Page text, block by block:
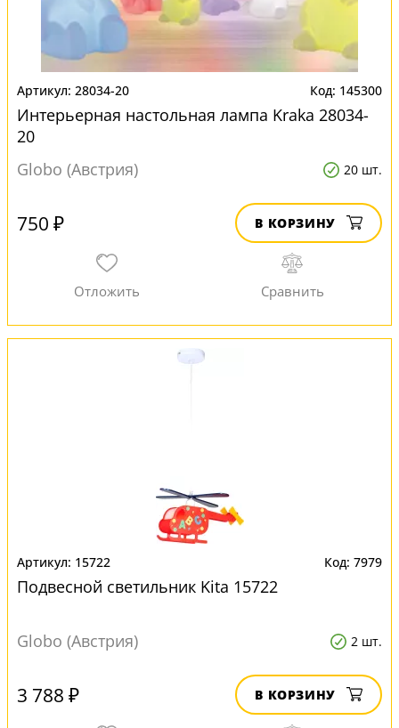
28034-20 145300
Интерьерная настольная лампа Kraka 28034-
20
Globo (Австрия)
20 шт.
750 ₽ В КОРЗИНУ
15722 7979
Подвесной светильник Kita 15722
Globo (Австрия) 2 шт.
3 788 ₽ В КОРЗИНУ